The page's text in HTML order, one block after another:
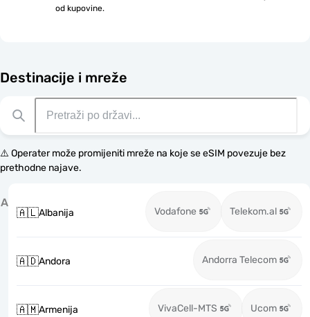
od kupovine.
Destinacije i mreže
⚠️ Operater može promijeniti mreže na koje se eSIM povezuje bez
prethodne najave.
A
🇦🇱Albanija Vodafone Telekom.al
🇦🇩Andora Andorra Telecom
🇦🇲Armenija VivaCell-MTS Ucom